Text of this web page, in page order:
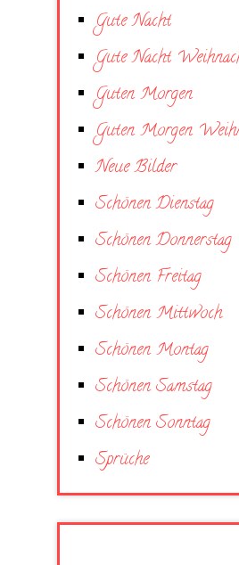
Gute Nacht
Gute Nacht
Guten Morgen
Guten Morgen
Neue Bilder
Schönen Dienstag
Schönen Donnerstag
Schönen Freitag
Schönen Mittwoch
Schönen Montag
Schönen Samstag
Schönen Sonntag
Sprüche